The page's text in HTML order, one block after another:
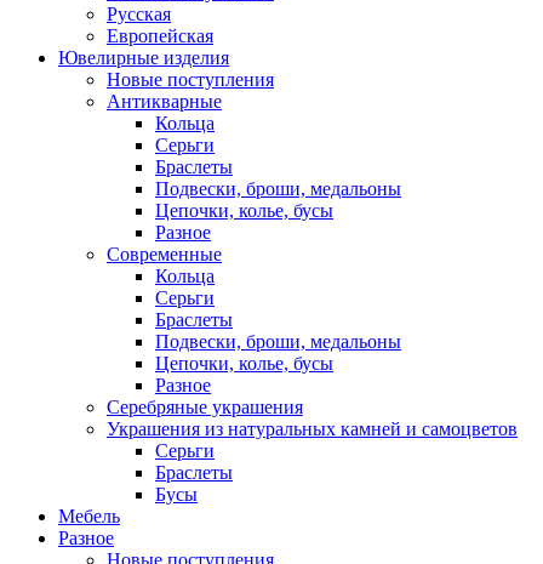
Русская
Европейская
Ювелирные изделия
Новые поступления
Антикварные
Кольца
Серьги
Браслеты
Подвески, броши, медальоны
Цепочки, колье, бусы
Разное
Современные
Кольца
Серьги
Браслеты
Подвески, броши, медальоны
Цепочки, колье, бусы
Разное
Серебряные украшения
Украшения из натуральных камней и самоцветов
Серьги
Браслеты
Бусы
Мебель
Разное